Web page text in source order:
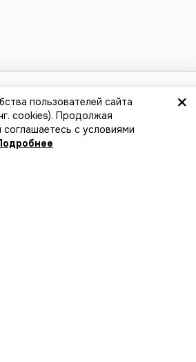
найти события,
×
пользователей сайта
сookies). Продолжая
соглашаетесь с условиями